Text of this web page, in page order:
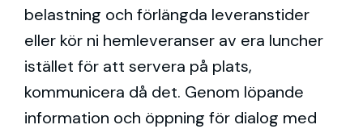
belastning och förlängda leveranstider
eller kör ni hemleveranser av era luncher
istället för att servera på plats,
kommunicera då det. Genom löpande
information och öppning för dialog med